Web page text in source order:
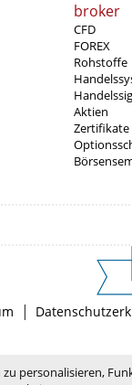
broker
CFD
FOREX
Rohstoffe
Aktien
Zertifikate
|
personalisieren,